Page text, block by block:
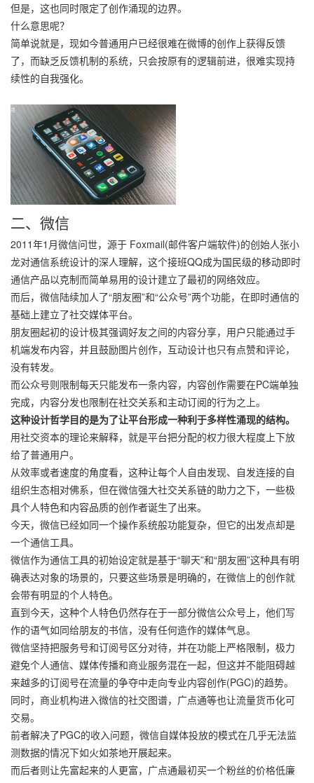
但是，这也同时限定了创作涌现的边界。
什么意思呢？
简单说就是，现如今普通用户已经很难在微博的创作上获得反馈
了，而缺乏反馈机制的系统，只会按原有的逻辑前进，很难实现持
续性的自我强化。
二、微信
2011年1月微信问世，源于 Foxmail(邮件客户端软件)的创始人张小
龙对通信系统设计的深人理解，这个接班QQ成为国民级的移动即时
通信产品以克制而简单易用的设计建立了最初的网络效应。
而后，微信陆续加人了“朋友圈”和“公众号”两个功能，在即时通信的
基础上建立了社交媒体平台。
朋友圈起初的设计极其强调好友之间的内容分享，用户只能通过手
机端发布内容，并且鼓励图片创作，互动设计也只有点赞和评论，
没有转发。
而公众号则限制每天只能发布一条内容，内容创作需要在PC端单独
完成，内容分发也限制在社交关系和主动订阅的行为之上。
这种设计哲学目的是为了让平台形成一种利于多样性涌现的结构。
用社交资本的理论来解释，就是平台把分配的权力很大程度上下放
给了普通用户。
从效率或者速度的角度看，这种让每个人自由发现、自发连接的自
组织生态相对佛系，但在微信强大社交关系链的助力之下，一些极
具个人特色和内容品质的创作者诞生了出来。
今天，微信已经如同一个操作系统般功能复杂，但它的出发点却是
一个通信工具。
微信作为通信工具的初始设定就是基于“聊天”和“朋友圈”这种具有明
确表达对象的场景的，只要这些场景是明确的，在微信上的创作就
会带有明显的个人特色。
直到今天，这种个人特色仍然存在于一部分微信公众号上，他们写
作的语气如同给朋友的书信，没有任何造作的媒体气息。
微信坚持把服务号和订阅号区分对待，并在功能上严格限制，极力
避免个人通信、媒体传播和商业服务混在一起，但这并不能阻碍越
来越多的订阅号在流量的争夺中走向专业内容创作(PGC)的趋势。
同时，商业机构进入微信的社交图谱，广点通等也让流量货币化可
交易。
前者解决了PGC的收入问题，微信自媒体投放的模式在几乎无法监
测数据的情况下如火如茶地开展起来。
而后者则让先富起来的人更富，广点通最初买一个粉丝的价格低廉